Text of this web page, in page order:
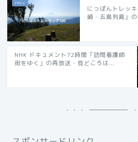
にっぽんトレッ
崎・五島列島」
NHK ドキュメント72時間「訪問看護師
街をゆく」の再放送・見どころは...